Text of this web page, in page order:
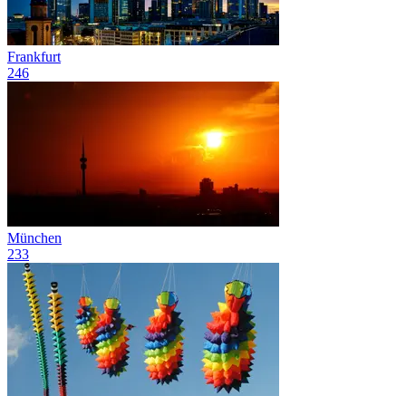
Frankfurt
246
München
233